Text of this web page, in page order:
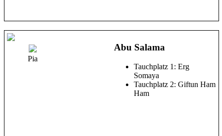
Pia
Abu Salama
Tauchplatz 1: Erg
Somaya
Tauchplatz 2: Giftun Ham
Ham